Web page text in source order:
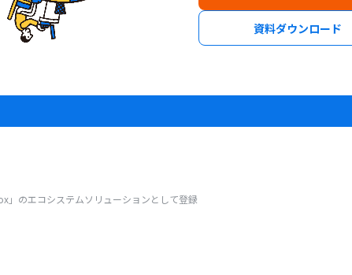
資料ダウンロード
」のエコシステムソリューションとして登録